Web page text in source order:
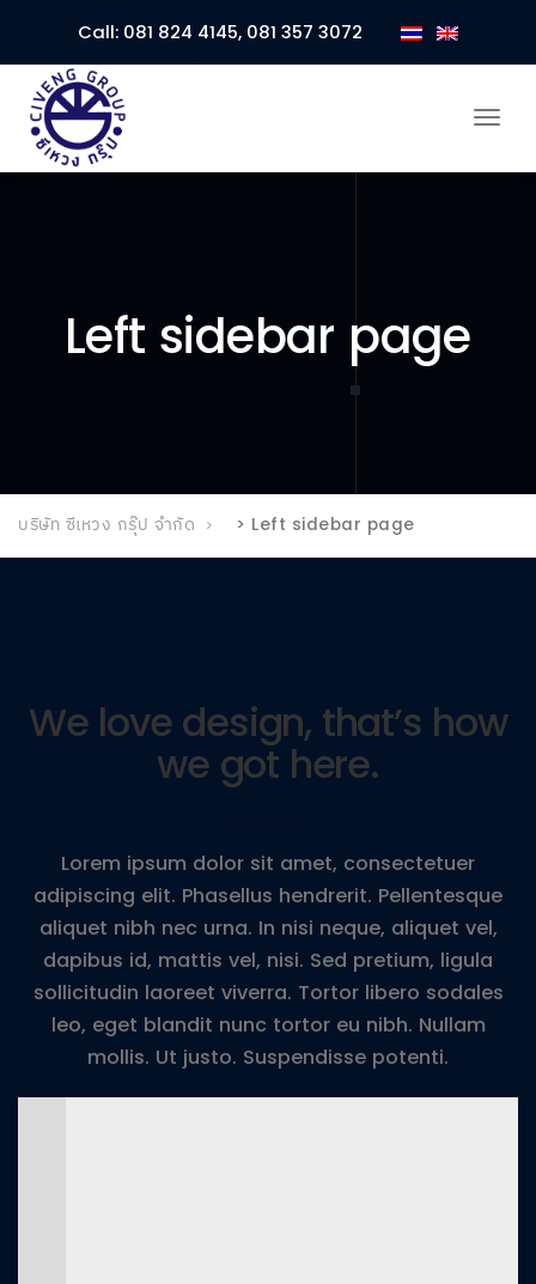
Call: 081 824 4145, 081 357 3072
Left sidebar page
บริษัท ซีเหวง กรุ๊ป จำกัด > Left sidebar page
We love design, that’s how
we got here.
Lorem ipsum dolor sit amet, consectetuer
adipiscing elit. Phasellus hendrerit. Pellentesque
aliquet nibh nec urna. In nisi neque, aliquet vel,
dapibus id, mattis vel, nisi. Sed pretium, ligula
sollicitudin laoreet viverra. Tortor libero sodales
leo, eget blandit nunc tortor eu nibh. Nullam
mollis. Ut justo. Suspendisse potenti.